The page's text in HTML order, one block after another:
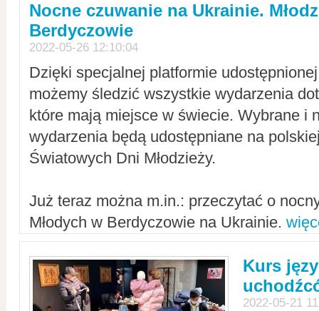
Nocne czuwanie na Ukrainie.
Berdyczowie
2022-05-26 12:10:04
Dzięki specjalnej platformie
możemy śledzić wszystkie wydarzenia
które mają miejsce w świecie. Wybrane i
wydarzenia będą udostępniane na
Światowych Dni Młodzieży.
Już teraz można m.in.: przeczytać o
Młodych w Berdyczowie na Ukrainie.
Kurs
2022-05-21